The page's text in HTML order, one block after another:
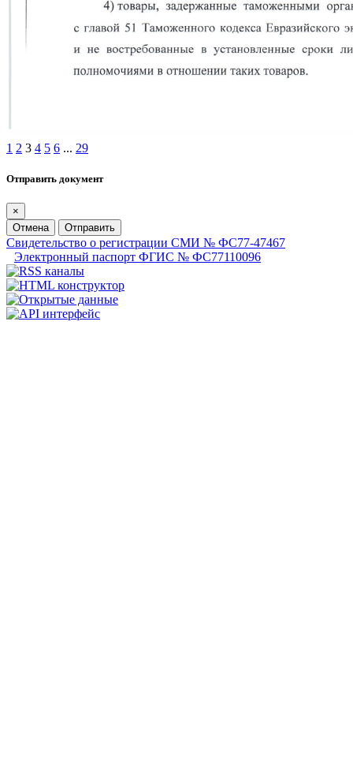
1 2 3 4 5 6 ... 29
Отправить документ
×
Отмена
Отправить
Свидетельство о регистрации СМИ № ФС77-47467
Электронный паспорт ФГИС № ФС77110096